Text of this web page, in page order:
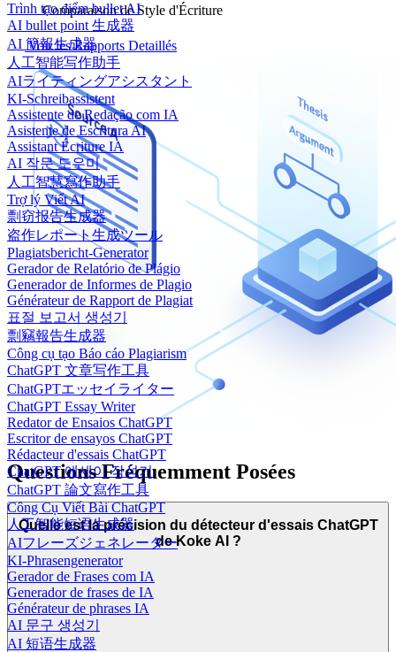
Trình tạo điểm bullet AI
AI bullet point 生成器
AI 簡報生成器
人工智能写作助手
AIライティングアシスタント
KI-Schreibassistent
Assistente de Redação com IA
Asistente de Escritura AI
Assistant Écriture IA
AI 작문 도우미
人工智慧寫作助手
Trợ lý Viết AI
剽窃报告生成器
盗作レポート生成ツール
Plagiatsbericht-Generator
Gerador de Relatório de Plágio
Generador de Informes de Plagio
Générateur de Rapport de Plagiat
표절 보고서 생성기
剽竊報告生成器
Công cụ tạo Báo cáo Plagiarism
ChatGPT 文章写作工具
ChatGPTエッセイライター
ChatGPT Essay Writer
Redator de Ensaios ChatGPT
Escritor de ensayos ChatGPT
Rédacteur d'essais ChatGPT
ChatGPT 에세이 작성기
ChatGPT 論文寫作工具
Công Cụ Viết Bài ChatGPT
人工智能短语生成器
AIフレーズジェネレーター
KI-Phrasengenerator
Gerador de Frases com IA
Generador de frases de IA
Générateur de phrases IA
AI 문구 생성기
AI 短语生成器
Comparaison de Style d'Écriture
Voir les Rapports Detaillés
Questions Fréquemment Posées
Quelle est la précision du détecteur d'essais ChatGPT
de Koke AI ?